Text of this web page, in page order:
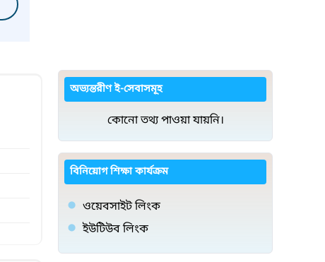
অভ্যন্তরীণ ই-সেবাসমূহ
কোনো তথ্য পাওয়া যায়নি।
বিনিয়োগ শিক্ষা কার্যক্রম
ওয়েবসাইট লিংক
ইউটিউব লিংক